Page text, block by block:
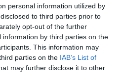
personal information utilized by
to third parties prior to
opt-out of the further
by third parties on the
This information may
parties on the IAB’s List of
may further disclose it to other
All Parasites From